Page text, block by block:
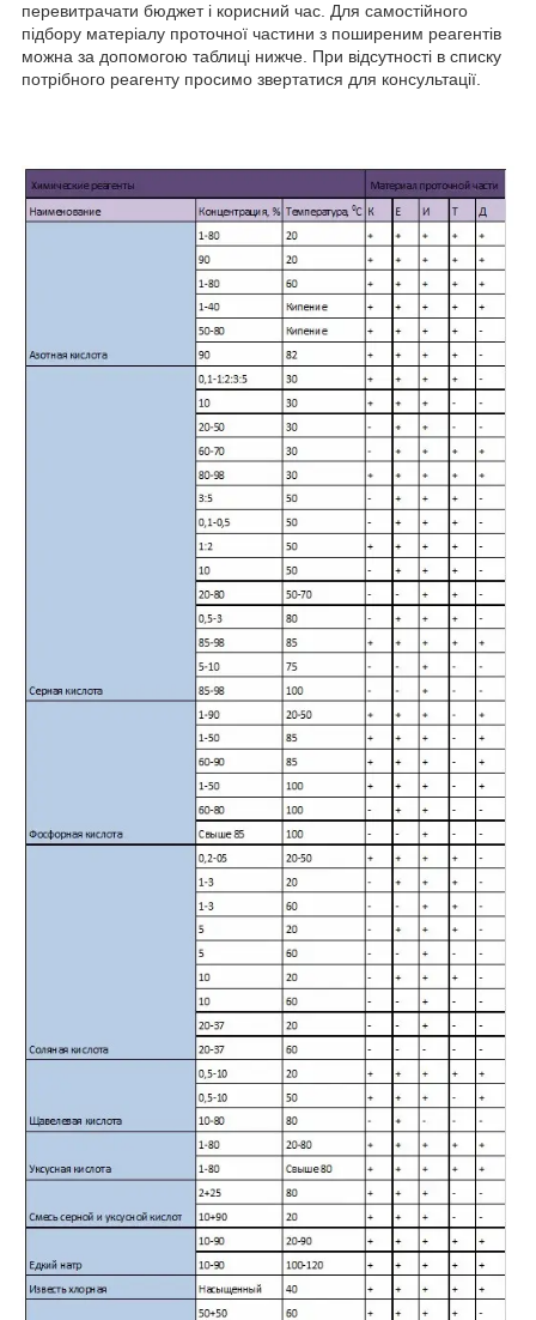
перевитрачати бюджет і корисний час. Для самостійного
підбору матеріалу проточної частини з поширеним реагентів
можна за допомогою таблиці нижче. При відсутності в списку
потрібного реагенту просимо звертатися для консультації.